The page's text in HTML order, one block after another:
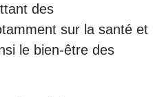
des
sur la santé et
le bien-être des